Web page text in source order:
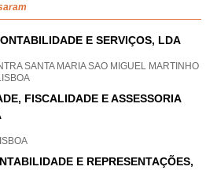
E SERVIÇOS, LDA
SANTA MARIA SAO MIGUEL MARTINHO
FISCALIDADE E ASSESSORIA
E REPRESENTAÇÕES,